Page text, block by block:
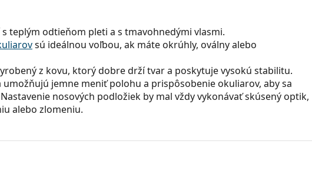
teplým odtieňom pleti a s tmavohnedými vlasmi.
sú ideálnou voľbou, ak máte okrúhly, oválny alebo
z kovu, ktorý dobre drží tvar a poskytuje vysokú stabilitu.
umožňujú jemne meniť polohu a prispôsobenie okuliarov, aby sa
nosových podložiek by mal vždy vykonávať skúsený optik,
alebo zlomeniu.
intenzitu svetla a sú skvelá pre oči, pretože neovplyvňujú kontrast ani